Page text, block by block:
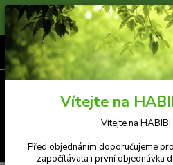
Prosíme zákazníky, kteří si přejí platit v
měnu e-shopu na eura.
CZK
Vítejte na
Vítejte na
Před objednáním doporučujeme
započítávala i první objednávka